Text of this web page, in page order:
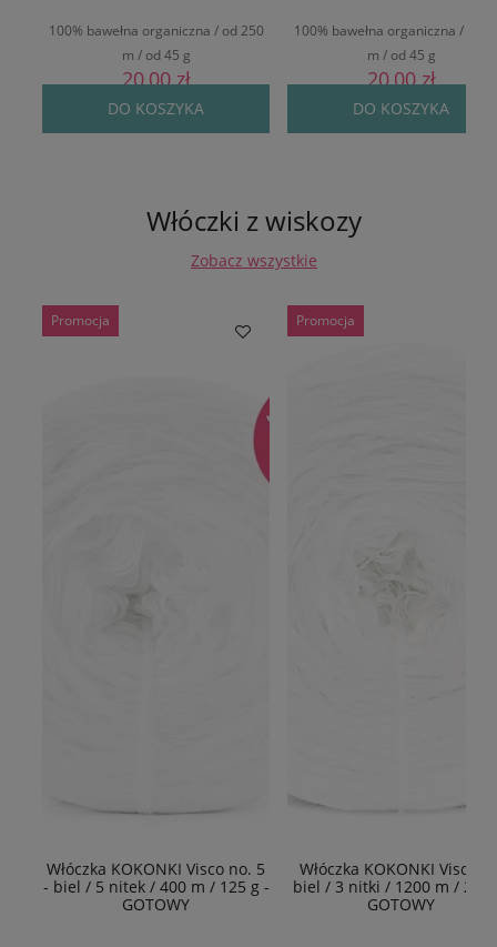
100% bawełna organiczna / od 250
m / od 45 g
20,00 zł
DO KOSZYKA
100% bawełna organiczna / od
m / od 45 g
20,00 zł
DO KOSZYKA
Włóczki z wiskozy
Zobacz wszystkie
Włóczka KOKONKI Visco no. 5
- biel / 5 nitek / 400 m / 125 g -
GOTOWY
Promocja
Włóczka KOKONKI
biel / 3 nitki / 1200 m /
GOTOWY
Promocja